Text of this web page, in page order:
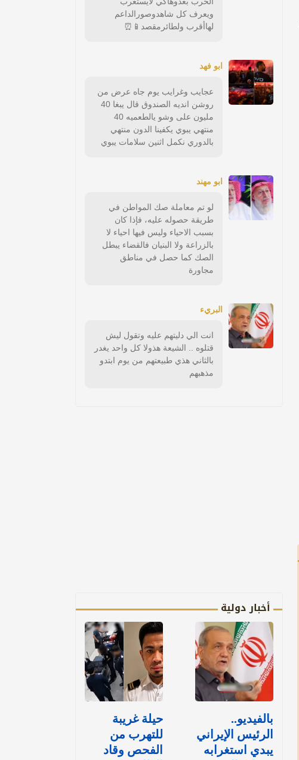
ويعرف كل شاهدوصورالداعم
لهاأقرب ولطائرمقصد📱⏰
ابو فهد
عجايب وغرايب يوم جاه عرض من
روشن انديه الصندوق قال يبغا 40
مليون على وشو يالطعميه 40
منتهي يبوي يكفينا الدون منتهي
بالدوري نكمل اثنين سلامات يبوي
ابو مهند
لو تم معاملة صك المواطن في
طريقة حصوله عليه، فإذا كان
بسبب الاحياء وليس فيها احياء لا
بالزراعة ولا البنيان فالقضاء يبطل
الصك كما حصل في مناطق
مجاورة
البريء
انت الي دليتهم عليه وتقول ليش
قتلوه .. الشيعة هذولا كل واحد يغدر
بالثاني هذي طبيعتهم من يوم ابتدو
مذهبهم
أخبار دولية
بالفيديو..
الرئيس الإيراني
يبدي استغرابه
حيلة غريبة
للتهرب من
الفحص وقاد